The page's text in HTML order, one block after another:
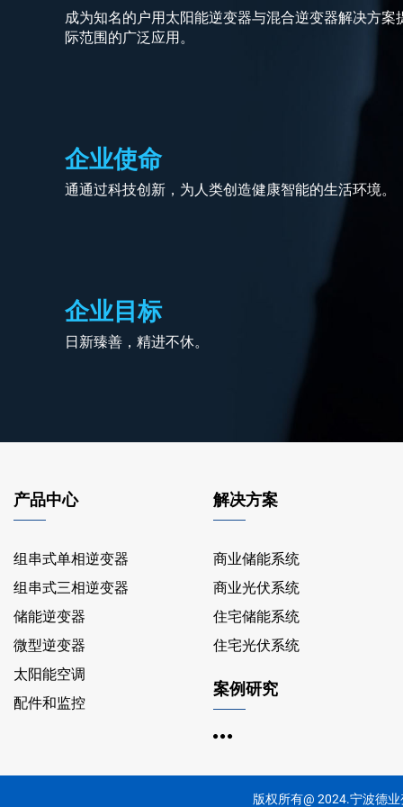
成为知名的户用太阳能逆变器与混合逆变器解决方案
际范围的广泛应用。
企业使命
通通过科技创新，为人类创造健康智能的生活环境。
企业目标
日新臻善，精进不休。
产品中心
组串式单相逆变器
组串式三相逆变器
储能逆变器
微型逆变器
太阳能空调
配件和监控
解决方案
商业储能系统
商业光伏系统
住宅储能系统
住宅光伏系统
案例研究
版权所有@ 2024.宁波德